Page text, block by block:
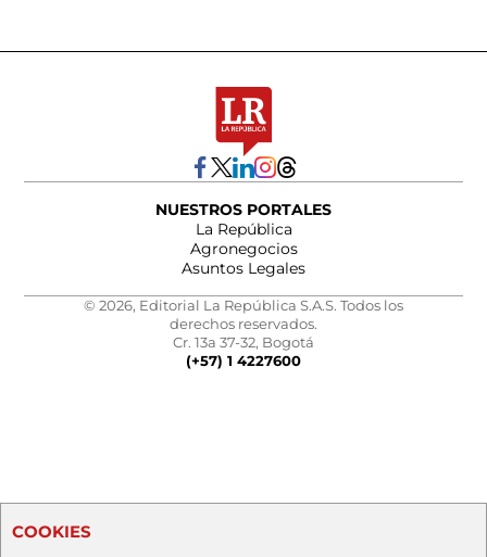
NUESTROS PORTALES
La República
Agronegocios
Asuntos Legales
© 2026, Editorial La República S.A.S. Todos los
derechos reservados.
Cr. 13a 37-32, Bogotá
(+57) 1 4227600
COOKIES